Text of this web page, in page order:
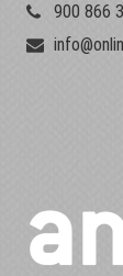
900 866